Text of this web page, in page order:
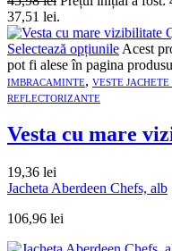
37,51 lei.
Selectează opțiunile Acest
pot fi alese în pagina
IMBRACAMINTE, VESTE
REFLECTORIZANTE
Vesta cu mare
19,36 lei
Jacheta Aberdeen Chefs, alb
106,96 lei